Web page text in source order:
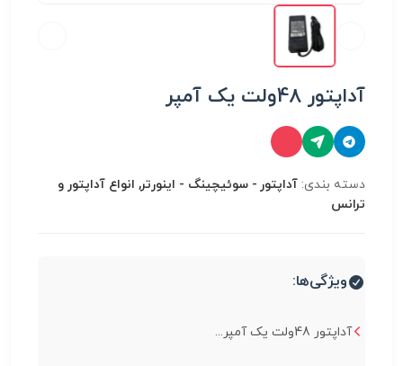
آداپتور 48ولت یک آمپر
دسته بندی: آداپتور - سوئیچینگ - اینورتر, انواع آداپتور و
ترانس
ویژگی‌ها:
آداپتور 48ولت یک آمپر...